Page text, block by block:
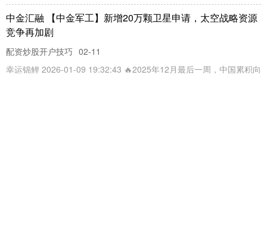
中金汇融 【中金军工】新增20万颗卫星申请，太空战略资源
竞争再加剧
配资炒股开户技巧 02-11
幸运锦鲤 2026-01-09 19:32:43 🔥2025年12月最后一周，中国累积向